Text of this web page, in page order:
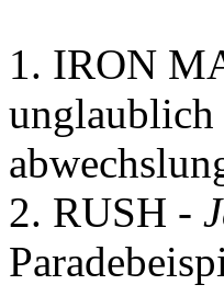
1. IRON
unglaublich
2. RUSH -